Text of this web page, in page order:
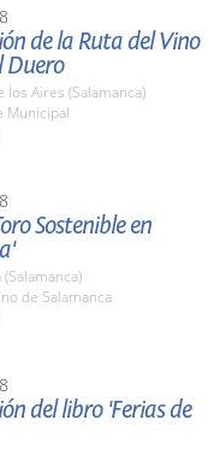
de la Ruta del Vino
Duero
los Aires (Salamanca)
Municipal
Sostenible en
de Salamanca
del libro 'Ferias de